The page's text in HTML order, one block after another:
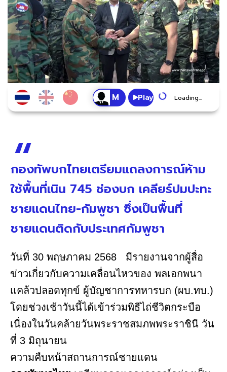
Play Loading...
กองทัพบกไทยเตรียมแถลงการณ์ห้าม
ใช้พื้นที่เนิน 745 ช่องบก เคลียร์ปมปะทะ
ชายแดนไทย-กัมพูชา ซึ่งเป็นพื้นที่
ชายแดนติดกับประเทศกัมพูชา
วันที่ 30 พฤษภาคม 2568 มีรายงานจากผู้สื่อ
ข่าวเกี่ยวกับความเคลื่อนไหวของ พลเอกพนา
แคล้วปลอดทุกข์ ผู้บัญชาการทหารบก (ผบ.ทบ.)
โดยช่วงเช้าวันนี้ได้เข้าร่วมพิธีไถ่ชีวิตกระบือ
เนื่องในวันคล้ายวันพระราชสมภพพระราชินี วัน
ที่ 3 มิถุนายน
ความคืบหน้าสถานการณ์ชายแดน